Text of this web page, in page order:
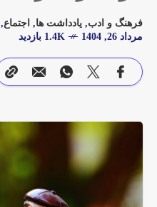
فرهنگ و ادب, یادداشت ها, اجتماع,
مرداد 26, 1404
1.4K بازدید